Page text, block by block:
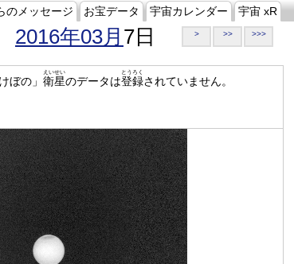
のメッセージ お宝データ 宇宙カレンダー 宇宙 xR
2016年03月 7日 > >> >>>
ぼの」 衛星
えいせい
のデータは登録
とうろく
されていません。